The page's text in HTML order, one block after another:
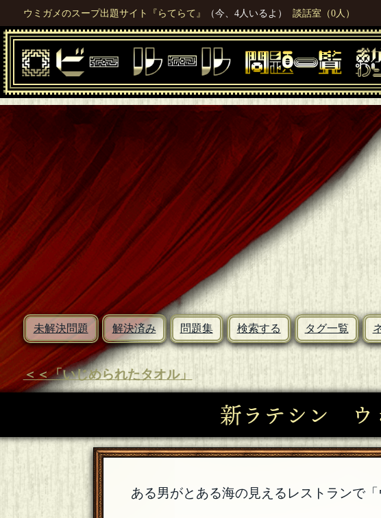
ウミガメのスープ出題サイト『らてらて』 （今、4人いるよ） 談話室（0人）
未解決問題 解決済み 問題集 検索する タグ一覧
＜＜「いじめられたタオル」
新ラテシン ウ
ある男がとある海の見えるレストランで